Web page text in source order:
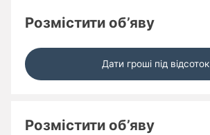
Розмістити об’яву
Дати гроші під відсоток
Розмістити об’яву